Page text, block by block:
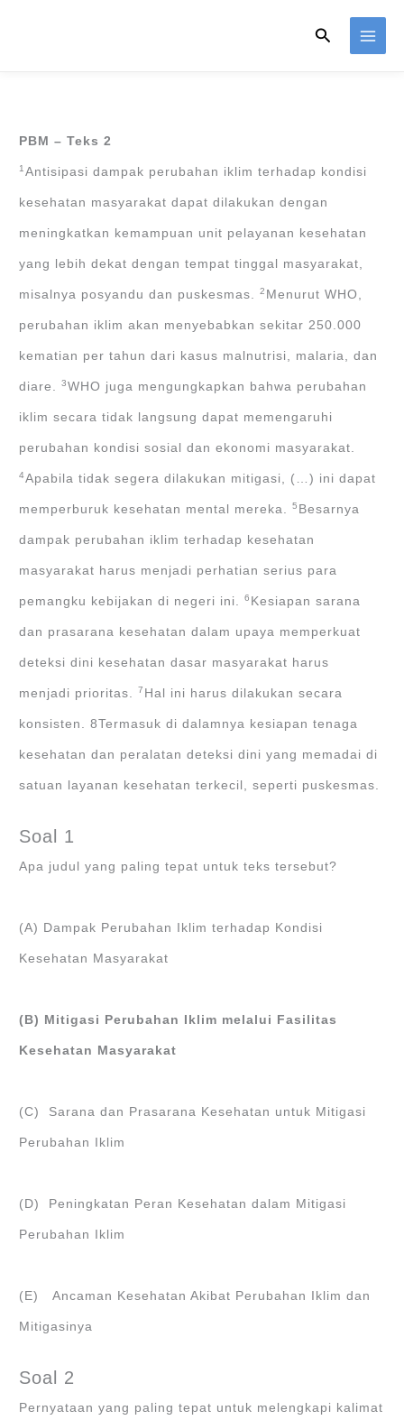
Search
PBM – Teks 2
1 Antisipasi dampak perubahan iklim terhadap kondisi
kesehatan masyarakat dapat dilakukan dengan
meningkatkan kemampuan unit pelayanan kesehatan
yang lebih dekat dengan tempat tinggal masyarakat,
misalnya posyandu dan puskesmas.2 Menurut WHO,
perubahan iklim akan menyebabkan sekitar 250.000
kematian per tahun dari kasus malnutrisi, malaria, dan
diare.3WHO juga mengungkapkan bahwa perubahan
iklim secara tidak langsung dapat memengaruhi
perubahan kondisi sosial dan ekonomi masyarakat.
4Apabila tidak segera dilakukan mitigasi, (…) ini dapat
memperburuk kesehatan mental mereka.5 Besarnya
dampak perubahan iklim terhadap kesehatan
masyarakat harus menjadi perhatian serius para
pemangku kebijakan di negeri ini.6 Kesiapan sarana
dan prasarana kesehatan dalam upaya memperkuat
deteksi dini kesehatan dasar masyarakat harus
menjadi prioritas. 7 Hal ini harus dilakukan secara
konsisten. 8Termasuk di dalamnya kesiapan tenaga
kesehatan dan peralatan deteksi dini yang memadai di
satuan layanan kesehatan terkecil, seperti puskesmas.
Soal 1
Apa judul yang paling tepat untuk teks tersebut?
(A) Dampak Perubahan Iklim terhadap Kondisi
Kesehatan Masyarakat
(B) Mitigasi Perubahan Iklim melalui Fasilitas
Kesehatan Masyarakat
(C) Sarana dan Prasarana Kesehatan untuk Mitigasi
Perubahan Iklim
(D) Peningkatan Peran Kesehatan dalam Mitigasi
Perubahan Iklim
(E) Ancaman Kesehatan Akibat Perubahan Iklim dan
Mitigasinya
Soal 2
Pernyataan yang paling tepat untuk melengkapi kalimat